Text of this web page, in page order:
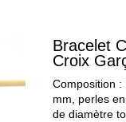
Bracelet
Croix
Composition :
mm, perles
de diamètre